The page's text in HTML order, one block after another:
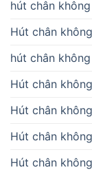
hút chân
Hút chân
hút chân
Hút chân
Hút chân
Hút chân
Hút chân